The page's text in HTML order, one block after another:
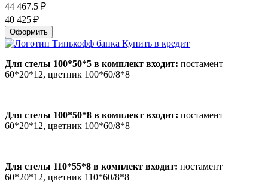
44 467.5 ₽
40 425 ₽
Оформить
Купить в кредит
Для стелы 100*50*5 в комплект входит: постамент
60*20*12, цветник 100*60/8*8
Для стелы 100*50*8 в комплект входит: постамент
60*20*12, цветник 100*60/8*8
Для стелы 110*55*8 в комплект входит: постамент
60*20*12, цветник 110*60/8*8